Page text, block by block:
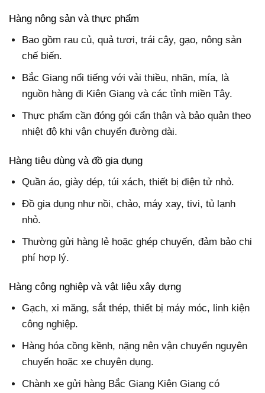
Hàng nông sản và thực phẩm
Bao gồm rau củ, quả tươi, trái cây, gạo, nông sản
chế biến.
Bắc Giang nổi tiếng với vải thiều, nhãn, mía, là
nguồn hàng đi Kiên Giang và các tỉnh miền Tây.
Thực phẩm cần đóng gói cẩn thận và bảo quản theo
nhiệt độ khi vận chuyển đường dài.
Hàng tiêu dùng và đồ gia dụng
Quần áo, giày dép, túi xách, thiết bị điện tử nhỏ.
Đồ gia dụng như nồi, chảo, máy xay, tivi, tủ lạnh
nhỏ.
Thường gửi hàng lẻ hoặc ghép chuyến, đảm bảo chi
phí hợp lý.
Hàng công nghiệp và vật liệu xây dựng
Gạch, xi măng, sắt thép, thiết bị máy móc, linh kiện
công nghiệp.
Hàng hóa cồng kềnh, nặng nên vận chuyển nguyên
chuyến hoặc xe chuyên dụng.
Chành xe gửi hàng Bắc Giang Kiên Giang có